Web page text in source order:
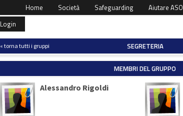
Home Società Safeguarding Aiutare ASO
Login
« torna tutti i gruppi SEGRETERIA
MEMBRI DEL GRUPPO
Alessandro Rigoldi